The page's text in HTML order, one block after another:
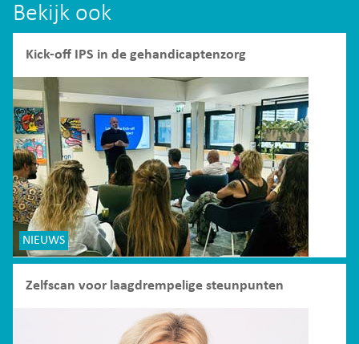
Bekijk ook
Kick-off IPS in de gehandicaptenzorg
NIEUWS
Zelfscan voor laagdrempelige steunpunten